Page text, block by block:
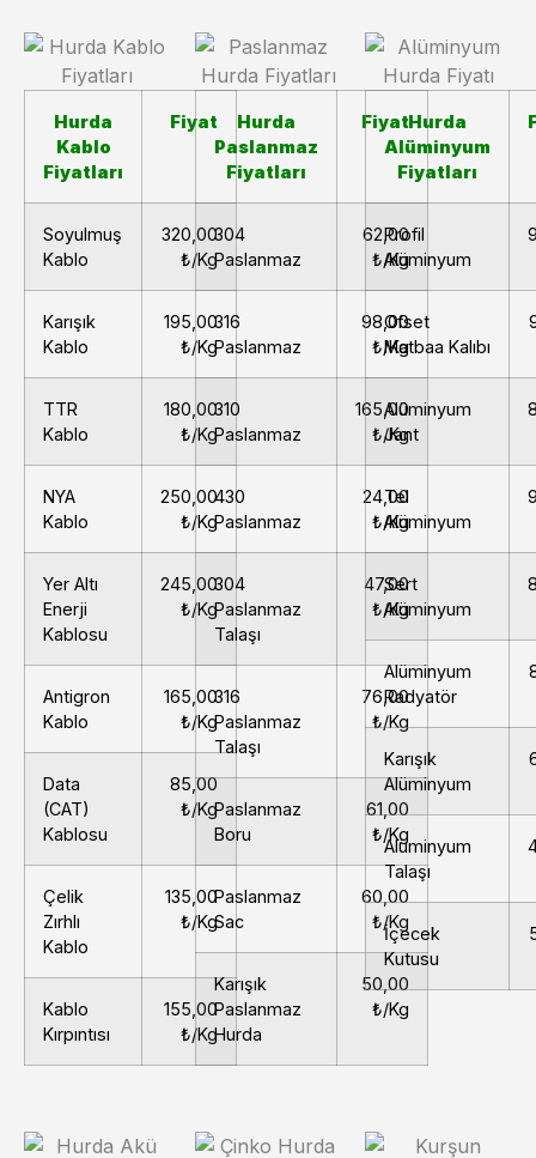
Hurda
Kablo
Fiyatları
Fiyat
Soyulmuş
Kablo
320,00
₺/Kg
Karışık
Kablo
195,00
₺/Kg
TTR
Kablo
180,00
₺/Kg
NYA
Kablo
250,00
₺/Kg
Yer Altı
Enerji
Kablosu
245,00
₺/Kg
Antigron
Kablo
165,00
₺/Kg
Data
(CAT)
Kablosu
85,00
₺/Kg
Çelik
Zırhlı
Kablo
135,00
₺/Kg
Kablo
Kırpıntısı
155,00
₺/Kg
Hurda
Paslanmaz
Fiyatları
Fiyat
304
Paslanmaz
62,00
₺/Kg
316
Paslanmaz
98,00
₺/Kg
310
Paslanmaz
165,00
₺/Kg
430
Paslanmaz
24,00
₺/Kg
304
Paslanmaz
Talaşı
47,00
₺/Kg
316
Paslanmaz
Talaşı
76,00
₺/Kg
Paslanmaz
Boru
61,00
₺/Kg
Paslanmaz
Sac
60,00
₺/Kg
Karışık
Paslanmaz
Hurda
50,00
₺/Kg
Hurda
Alüminyum
Fiyatları
Profil
Alüminyum
Ofset
Matbaa Kalıbı
Alüminyum
Jant
Tel
Alüminyum
Sert
Alüminyum
Alüminyum
Radyatör
Karışık
Alüminyum
Alüminyum
Talaşı
İçecek
Kutusu